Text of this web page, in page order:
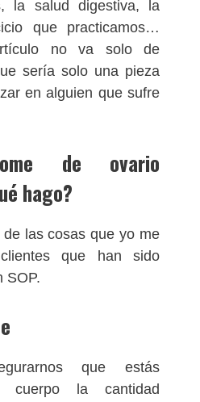
la salud digestiva, la
que practicamos…
no va solo de
sería solo una pieza
en alguien que sufre
de ovario
hago?
las cosas que yo me
que han sido
SOP.
que estás
la cantidad